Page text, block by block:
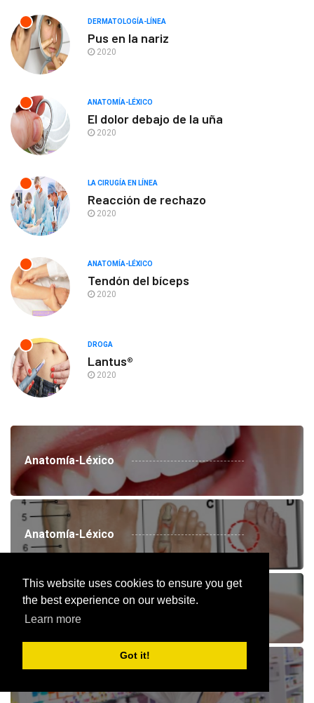
This website uses cookies to ensure you get
the best experience on our website.
Learn more
Got it!
DERMATOLOGÍA-LÍNEA
Pus en la nariz
2020
ANATOMÍA-LÉXICO
El dolor debajo de la uña
2020
LA CIRUGÍA EN LÍNEA
Reacción de rechazo
2020
ANATOMÍA-LÉXICO
Tendón del bíceps
2020
DROGA
Lantus®
2020
Anatomía-Léxico
Anatomía-Léxico
Deportes Y Fitness